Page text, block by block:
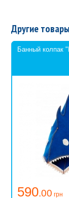
Другие
Банный колпак
590.00 грн